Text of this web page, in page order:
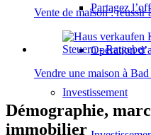
Partagez
Opération
Investissement
Vente de maison : réussir
Vendre une maison à
Démographie,
immobilier